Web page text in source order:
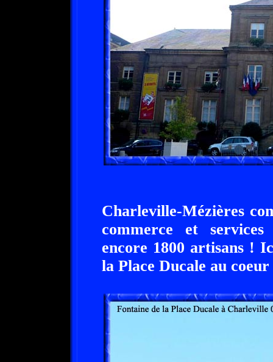
Charleville-Mézières
commerce et
encore 1800 artisans !
la Place Ducale au